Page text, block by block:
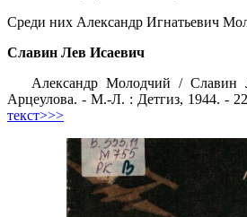
Среди них Александр Игнатьевич
Славин Лев Исаевич
Александр Молодчий / Славин
Арцеулова. - М.-Л. : Детгиз, 1944. -
текст>>>